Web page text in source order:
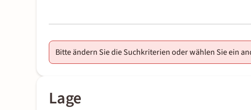
01-02
Bitte ändern Sie die Suchkriterien oder wählen Sie ein
Lage